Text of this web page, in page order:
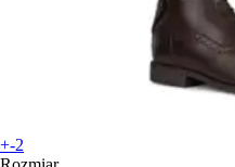
+-2